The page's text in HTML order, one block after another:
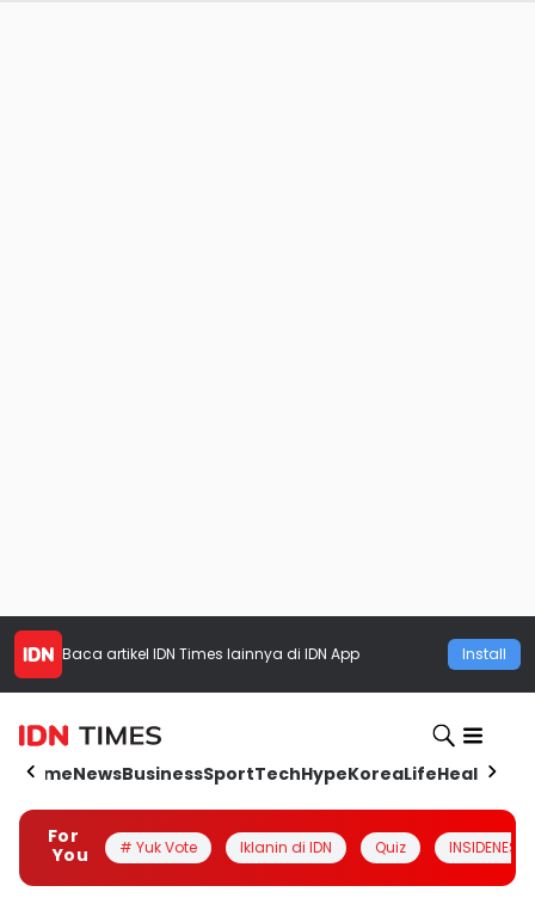
Baca artikel IDN Times lainnya di IDN App Install
HomeNewsBusinessSportTechHypeKoreaLifeHealth
For
You
# Yuk Vote Iklanin di IDN Quiz INSIDENESIA